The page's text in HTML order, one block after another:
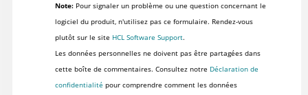
Note:Pour signaler un problème ou une question concernant le
logiciel du produit, n'utilisez pas ce formulaire. Rendez-vous
plutôt sur le site HCL Software Support.
Les données personnelles ne doivent pas être partagées dans
cette boîte de commentaires. Consultez notre Déclaration de
confidentialité pour comprendre comment les données